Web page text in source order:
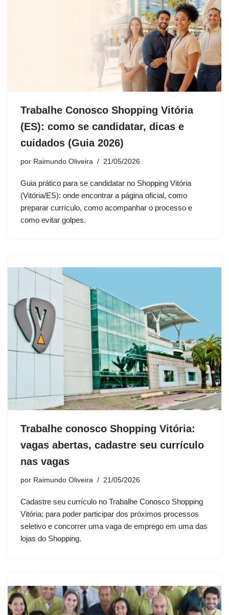
Trabalhe Conosco Shopping Vitória
(ES): como se candidatar, dicas e
cuidados (Guia 2026)
por Raimundo Oliveira 21/05/2026
Guia prático para se candidatar no Shopping Vitória
(Vitória/ES): onde encontrar a página oficial, como
preparar currículo, como acompanhar o processo e
como evitar golpes.
Trabalhe conosco Shopping Vitória:
vagas abertas, cadastre seu currículo
nas vagas
por Raimundo Oliveira 21/05/2026
Cadastre seu currículo no Trabalhe Conosco Shopping
Vitória; para poder participar dos próximos processos
seletivo e concorrer uma vaga de emprego em uma das
lojas do Shopping.